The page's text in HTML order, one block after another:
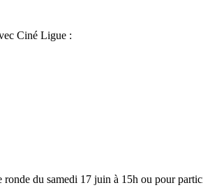
Ciné Ligue :
du samedi 17 juin à 15h ou pour